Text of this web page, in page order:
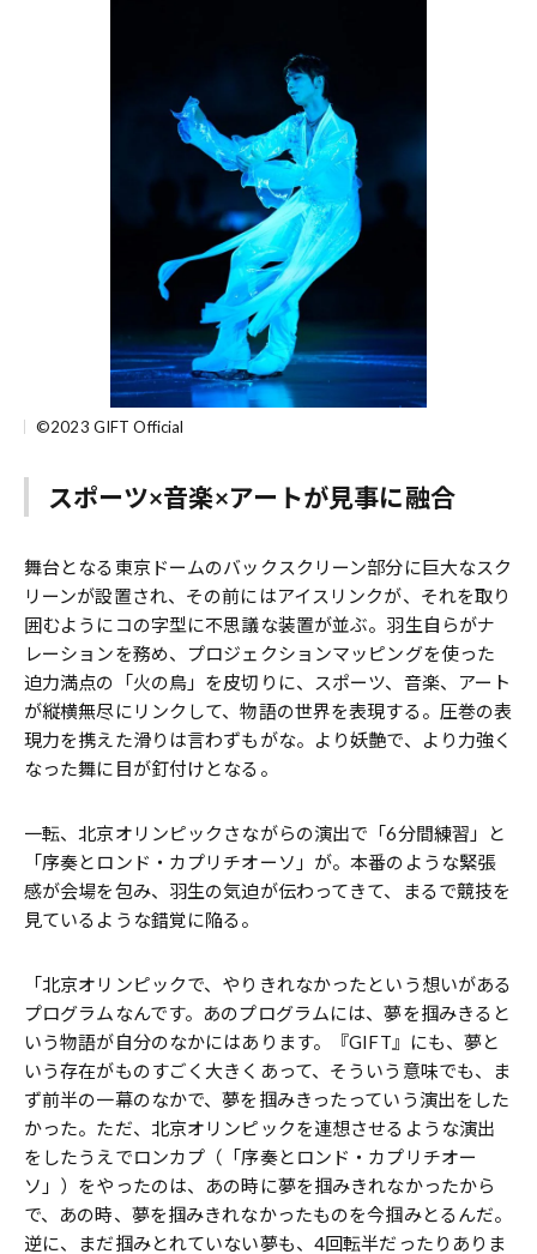
©2023 GIFT Official
スポーツ×音楽×アートが見事に融合
舞台となる東京ドームのバックスクリーン部分に巨大なスク
リーンが設置され、その前にはアイスリンクが、それを取り
囲むようにコの字型に不思議な装置が並ぶ。羽生自らがナ
レーションを務め、プロジェクションマッピングを使った
迫力満点の「火の鳥」を皮切りに、スポーツ、音楽、アート
が縦横無尽にリンクして、物語の世界を表現する。圧巻の表
現力を携えた滑りは言わずもがな。より妖艶で、より力強く
なった舞に目が釘付けとなる。
一転、北京オリンピックさながらの演出で「6分間練習」と
「序奏とロンド・カプリチオーソ」が。本番のような緊張
感が会場を包み、羽生の気迫が伝わってきて、まるで競技を
見ているような錯覚に陥る。
「北京オリンピックで、やりきれなかったという想いがある
プログラムなんです。あのプログラムには、夢を掴みきると
いう物語が自分のなかにはあります。『GIFT』にも、夢と
いう存在がものすごく大きくあって、そういう意味でも、ま
ず前半の一幕のなかで、夢を掴みきったっていう演出をした
かった。ただ、北京オリンピックを連想させるような演出
をしたうえでロンカプ（「序奏とロンド・カプリチオー
ソ」）をやったのは、あの時に夢を掴みきれなかったから
で、あの時、夢を掴みきれなかったものを今掴みとるんだ。
逆に、まだ掴みとれていない夢も、4回転半だったりありま